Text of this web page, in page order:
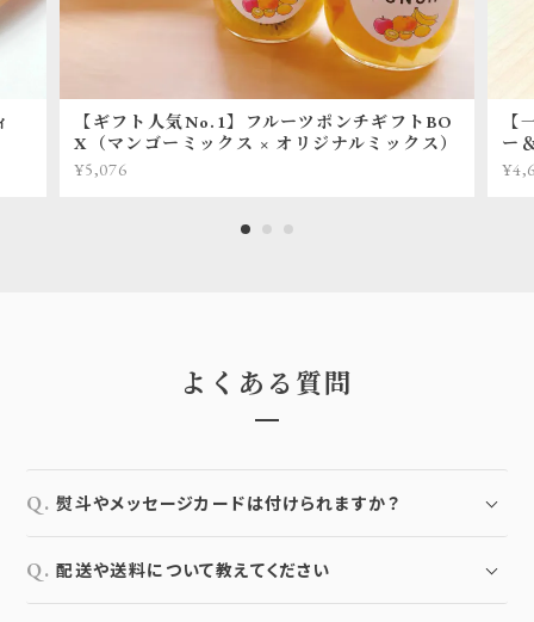
【ギフト人気No.1】フルーツポンチギフトBO
X（マンゴーミックス × オリジナルミックス）
¥5,076
ー
よくある質問
熨斗やメッセージカードは付けられますか？
配送や送料について教えてください